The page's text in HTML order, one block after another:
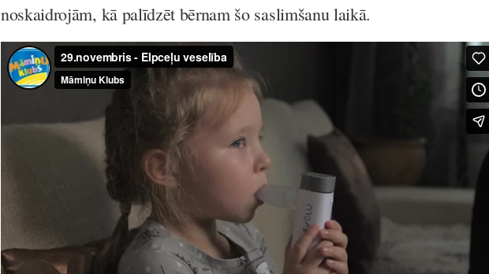
noskaidrojām, kā palīdzēt bērnam šo saslimšanu laikā.